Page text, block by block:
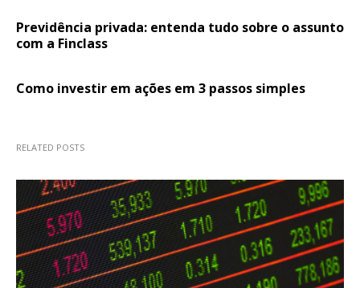
Previdência privada: entenda tudo sobre o assunto
com a Finclass
Como investir em ações em 3 passos simples
RELATED POSTS